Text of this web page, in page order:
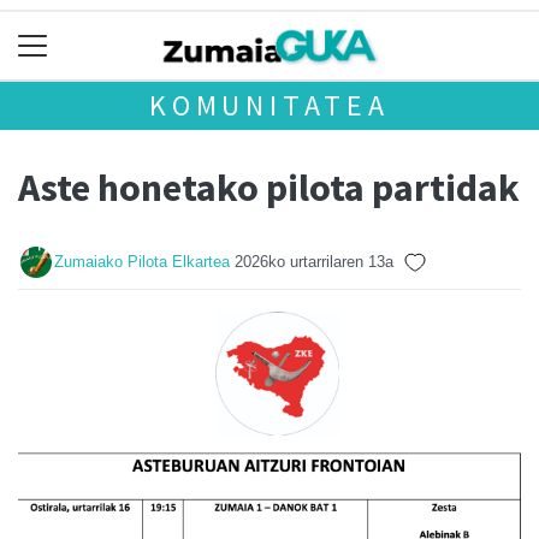
KOMUNITATEA
Aste honetako pilota partidak
Zumaiako Pilota Elkartea 2026ko urtarrilaren 13a